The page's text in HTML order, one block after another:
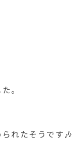
。
れたそうです🎶